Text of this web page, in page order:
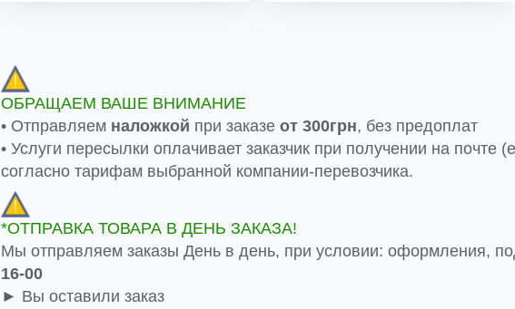
ОБРАЩАЕМ ВАШЕ ВНИМАНИЕ
• Отправляем наложкой при заказе от 300грн, без предоплат
• Услуги пересылки оплачивает заказчик при получении на почте
согласно тарифам выбранной компании-перевозчика.
*ОТПРАВКА ТОВАРА В ДЕНЬ ЗАКАЗА!
Мы отправляем заказы День в день, при условии: оформления,
16-00
► Вы оставили заказ